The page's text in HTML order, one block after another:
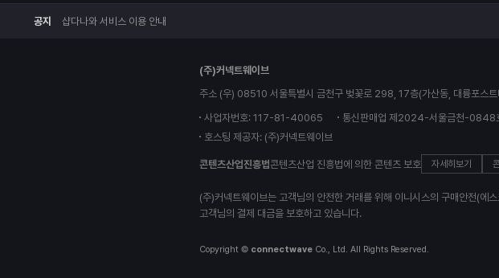
공지 샵다나와 서비스 이용 안내
(주)커넥트웨이브
주소 (우) 08510 서울특별시 금천구 벚꽃로 298, 17층(가산동, 대륭포스
사업자번호: 117-81-40065
통신판매업 제2024-서울금천-0848
호스팅 제공자: (주)커넥트웨이브
콘텐츠산업진흥법콘텐츠산업 진흥법에 의한 콘텐츠 보호 자세히보기
(주)커넥트웨이브는 고객님의 안전한 거래를 위해 이니시스의 구매안전(에
고객님의 결제 대금을 보호하고 있습니다.
Copyright © connectwave Co., Ltd. All Rights Reserved.